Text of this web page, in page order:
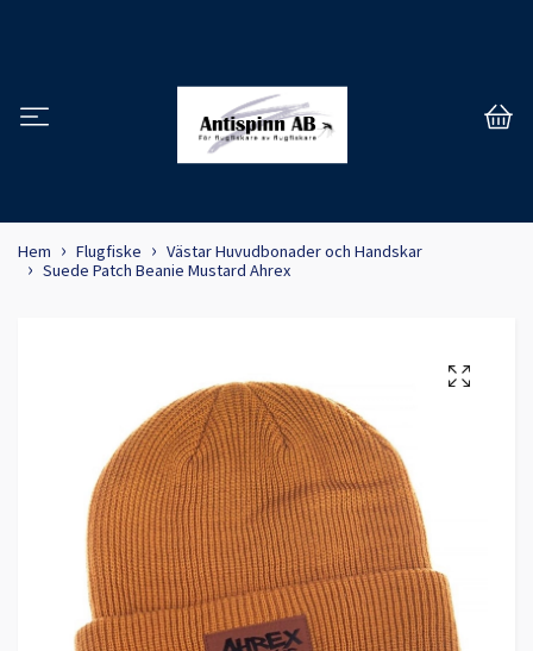
Hem Flugfiske
Västar Huvudbonader och Handskar
Suede Patch Beanie Mustard Ahrex